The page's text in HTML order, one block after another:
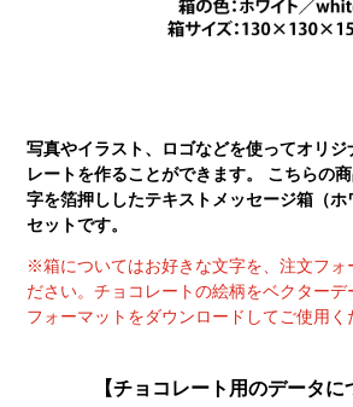
写真やイラスト、ロゴなどを使ってオリジ
レートを作ることができます。 こちらの
字を箔押ししたテキストメッセージ箱（ホ
セットです。
※箱についてはお好きな文字を、注文フォ
ださい。チョコレートの絵柄をベクターデ
フォーマットをダウンロードしてご使用く
【チョコレート用のデータに